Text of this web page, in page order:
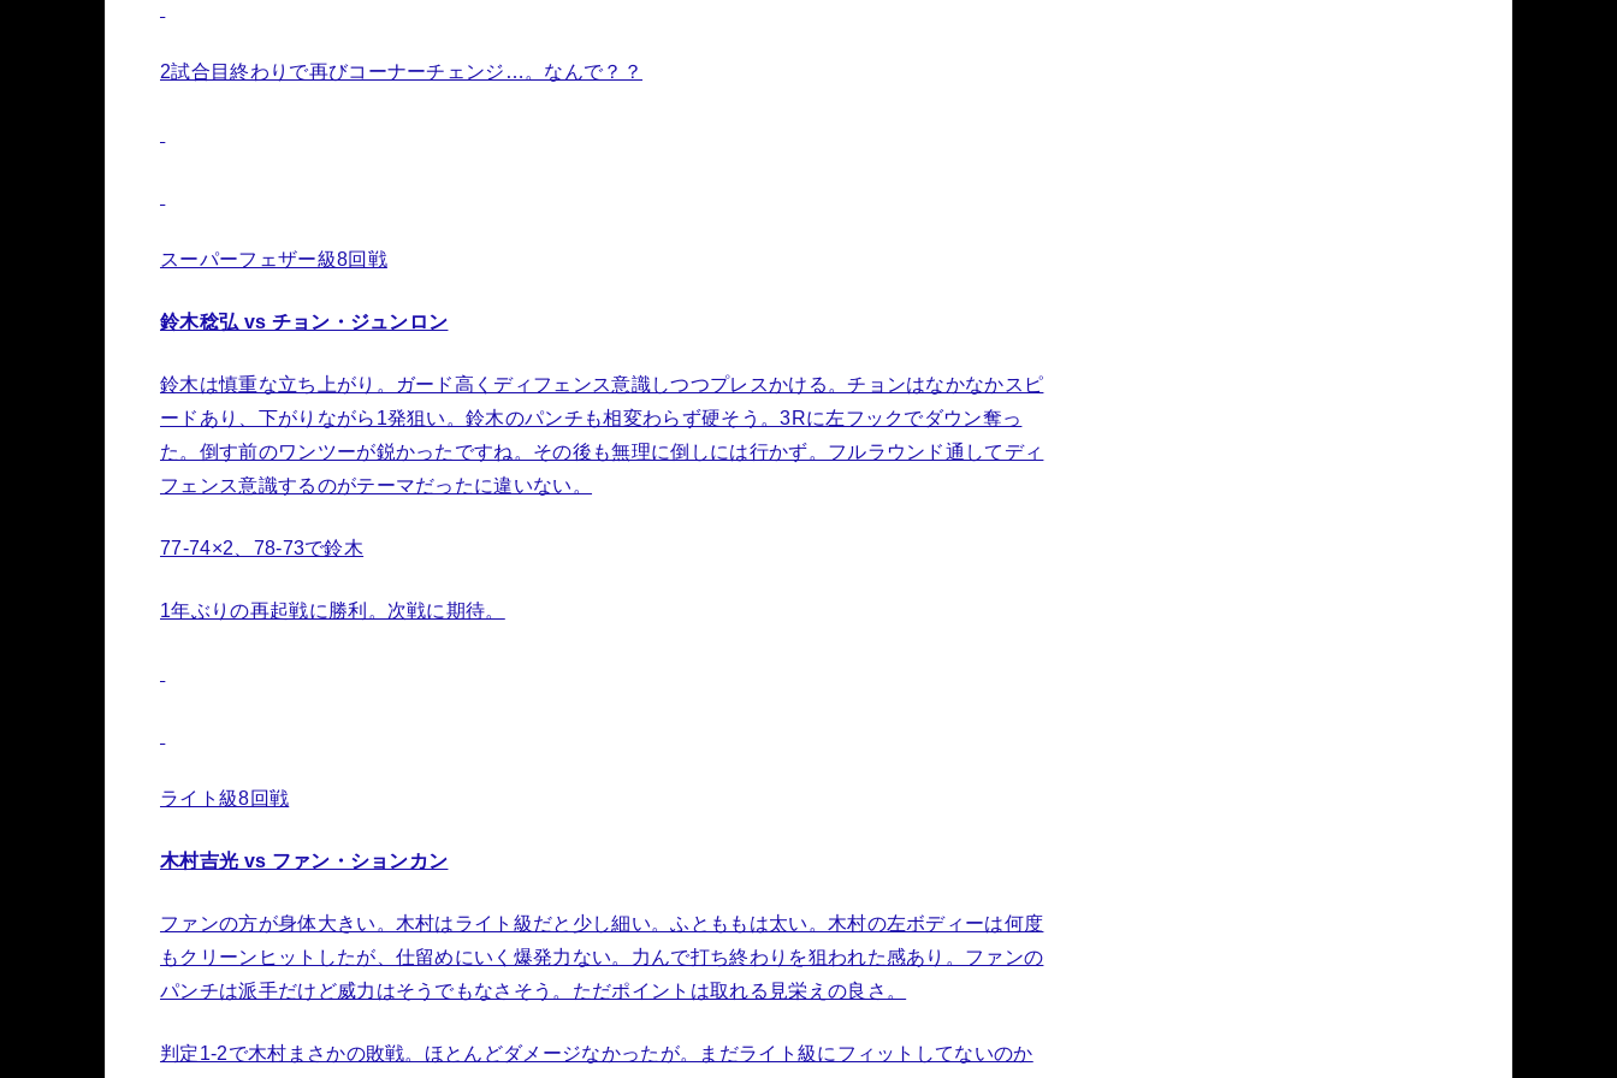
2試合目終わりで再びコーナーチェンジ…。なんで？？
スーパーフェザー級8回戦
鈴木稔弘 vs チョン・ジュンロン
鈴木は慎重な立ち上がり。ガード高くディフェンス意識しつつプレスかける。チョンはなかなかスピ
ードあり、下がりながら1発狙い。鈴木のパンチも相変わらず硬そう。3Rに左フックでダウン奪っ
た。倒す前のワンツーが鋭かったですね。その後も無理に倒しには行かず。フルラウンド通してディ
フェンス意識するのがテーマだったに違いない。
77-74×2、78-73で鈴木
1年ぶりの再起戦に勝利。次戦に期待。
ライト級8回戦
木村吉光 vs ファン・ションカン
ファンの方が身体大きい。木村はライト級だと少し細い。ふとももは太い。木村の左ボディーは何度
もクリーンヒットしたが、仕留めにいく爆発力ない。力んで打ち終わりを狙われた感あり。ファンの
パンチは派手だけど威力はそうでもなさそう。ただポイントは取れる見栄えの良さ。
判定1-2で木村まさかの敗戦。ほとんどダメージなかったが。まだライト級にフィットしてないのか